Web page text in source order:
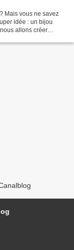
Mais vous ne savez
idée : un bijou
allons créer